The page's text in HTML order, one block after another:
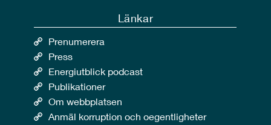
Länkar
Prenumerera
Press
Energiutblick podcast
Publikationer
Om webbplatsen
Anmäl korruption och oegentligheter